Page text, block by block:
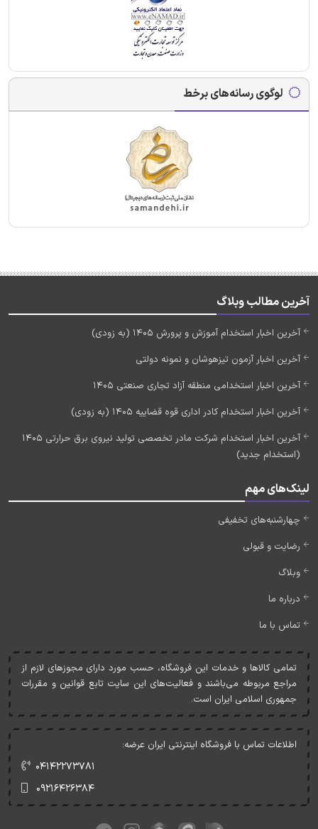
لوگوی رسانه‌های برخط
آخرین مطالب وبلاگ
آخرین اخبار استخدام آموزش و پرورش 1405 (به زودی)
آخرین اخبار آزمون تیزهوشان و نمونه دولتی
آخرین اخبار استخدامی منطقه آزاد تجاری صنعتی 1405
آخرین اخبار استخدام کادر اداری قوه قضاییه 1405 (به زودی)
آخرین اخبار استخدام شرکت مادر تخصصی تولید نیروی برق حرارتی 1405
(استخدام جدید)
لینک‌های مهم
چهارشنبه‌های تخفیفی
رضایت و قبولی
وبلاگ
درباره ما
تماس با ما
تمامی کالاها و خدمات اين فروشگاه، حسب مورد دارای مجوزهای لازم از
مراجع مربوطه می‌باشند و فعاليت‌های اين سايت تابع قوانين و مقررات
جمهوری اسلامی ايران است.
اطلاعات تماس با فروشگاه اینترنتی ایران عرضه:
۰۴۱۴۲۲۷۳۷۸۱
۰۹۲۱۶۴۲۶۳۸۴